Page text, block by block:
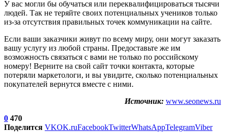
У вас могли бы обучаться или переквалифицироваться тысячи
людей. Так не теряйте своих потенциальных учеников только
из-за отсутствия правильных точек коммуникации на сайте.
Если ваши заказчики живут по всему миру, они могут заказать
вашу услугу из любой страны. Предоставьте же им
возможность связаться с вами не только по российскому
номеру! Верните на свой сайт точки контакта, которые
потеряли маркетологи, и вы увидите, сколько потенциальных
покупателей вернутся вместе с ними.
Источник: www.seonews.ru
0 470
Поделится VKOK.ruFacebookTwitterWhatsAppTelegramViber